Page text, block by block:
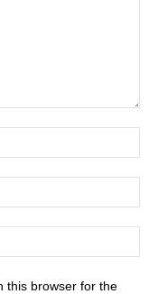
this browser for the